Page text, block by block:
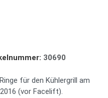
30690
für den Kühlergrill am
(vor Facelift).